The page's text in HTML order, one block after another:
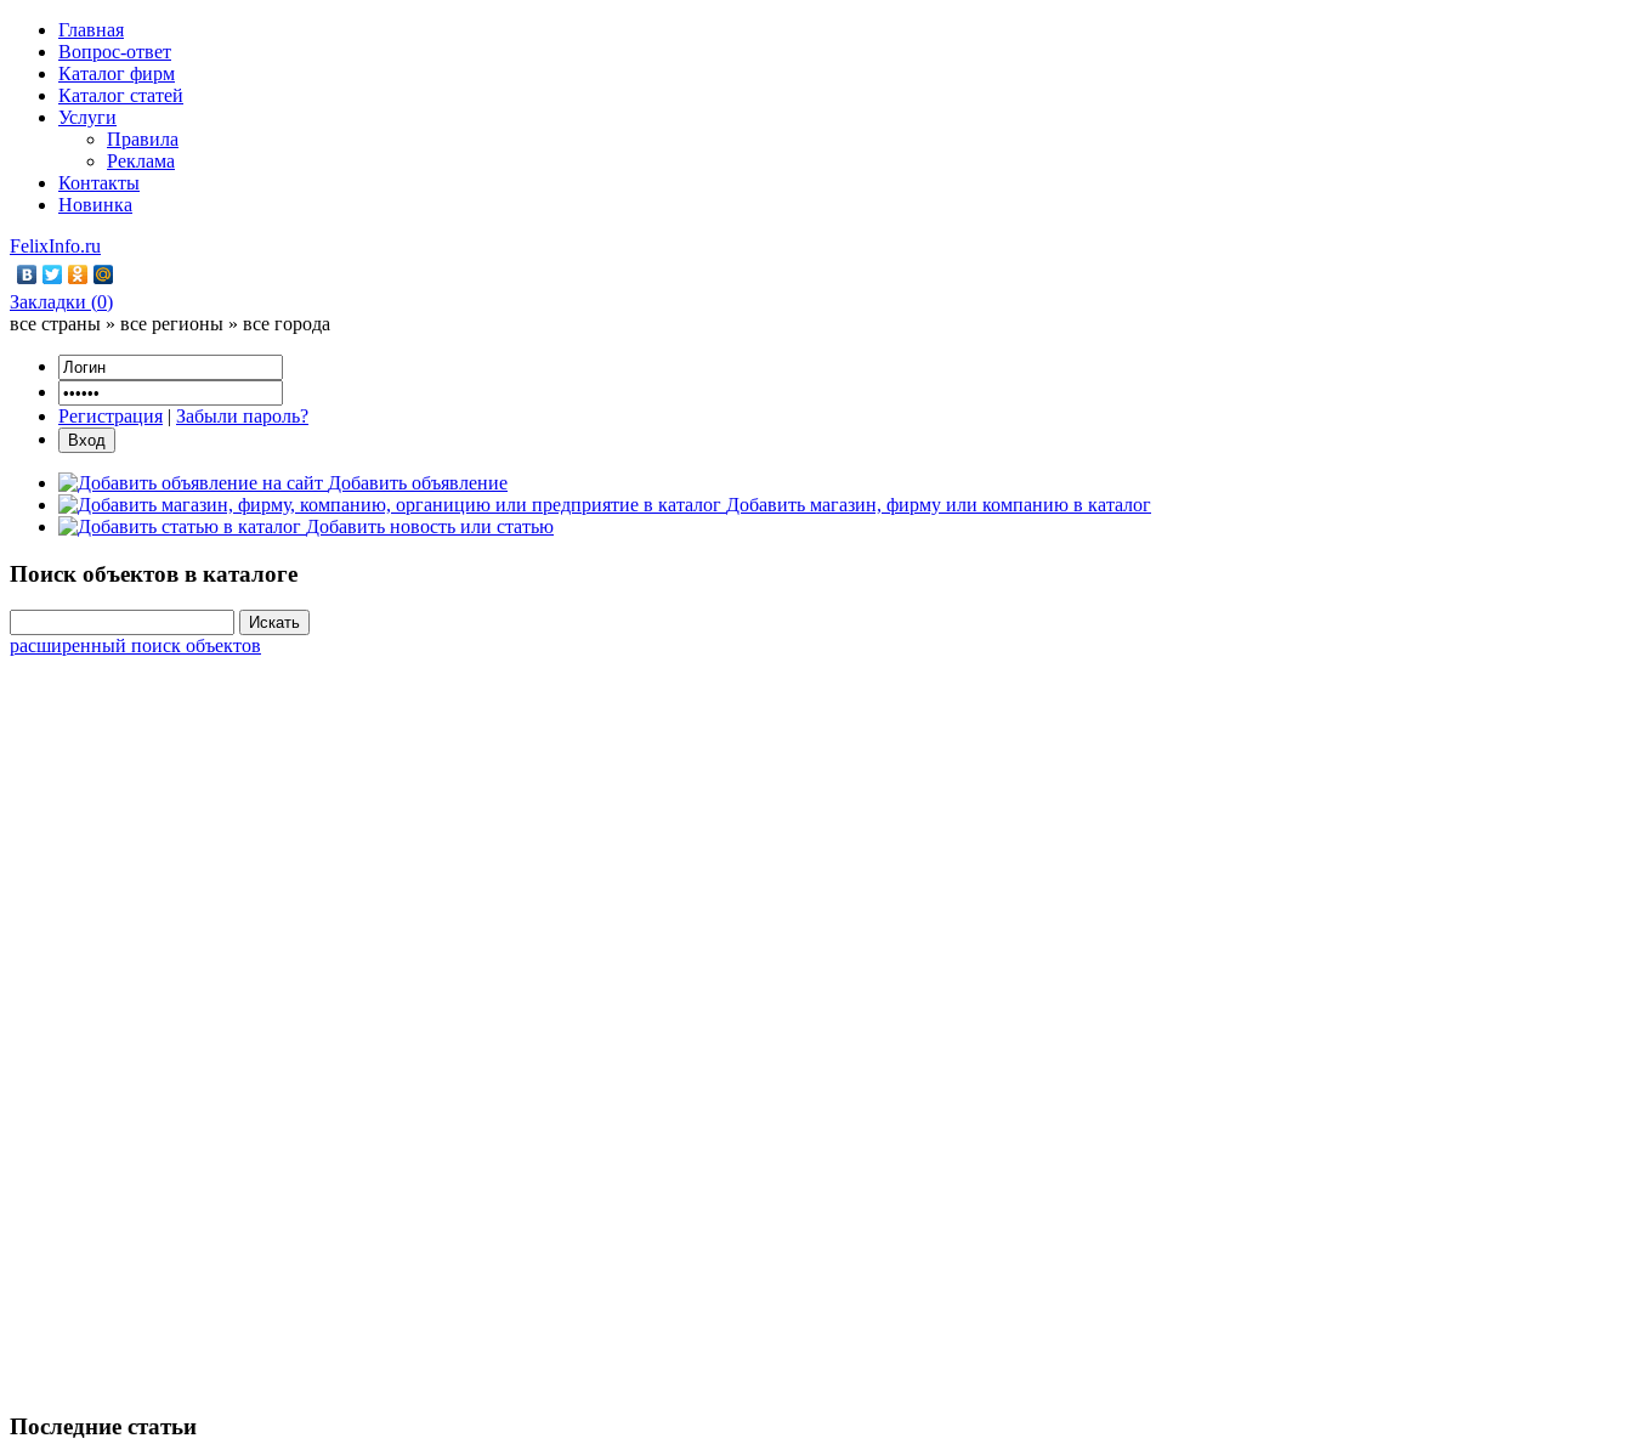
Главная
Вопрос-ответ
Каталог фирм
Каталог статей
Услуги
Правила
Реклама
Контакты
Новинка
FelixInfo.ru
Закладки (0)
все страны » все регионы » все города
Регистрация | Забыли пароль?
Добавить объявление
Добавить магазин, фирму или компанию в каталог
Добавить новость или статью
Поиск объектов в каталоге
расширенный поиск объектов
Последние статьи